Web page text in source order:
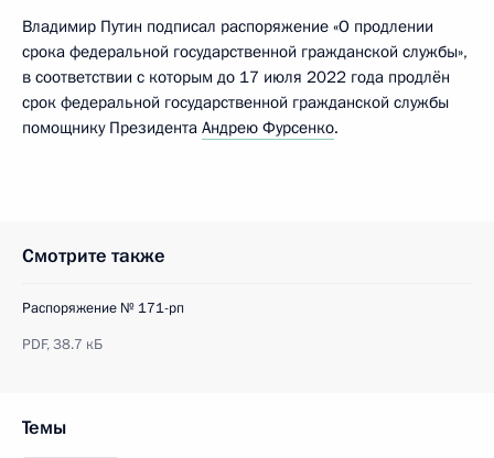
Владимир Путин подписал распоряжение «О продлении
срока федеральной государственной гражданской службы»,
в соответствии с которым до 17 июля 2022 года продлён
срок федеральной государственной гражданской службы
помощнику Президента Андрею Фурсенко.
Смотрите также
Распоряжение № 171-рп
PDF,38.7 кБ
Темы